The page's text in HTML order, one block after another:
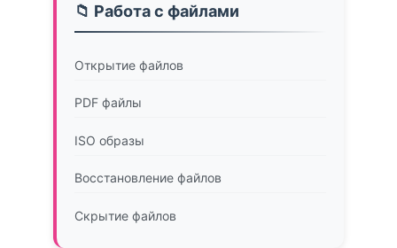
📁 Работа с файлами
Открытие файлов
PDF файлы
ISO образы
Восстановление файлов
Скрытие файлов